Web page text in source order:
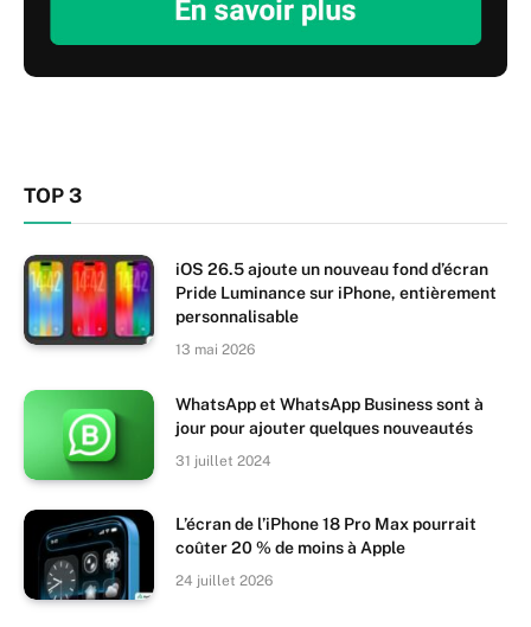
TOP 3
iOS 26.5 ajoute un nouveau fond d’écran
Pride Luminance sur iPhone, entièrement
personnalisable
13 mai 2026
WhatsApp et WhatsApp Business sont à
jour pour ajouter quelques nouveautés
31 juillet 2024
L’écran de l’iPhone 18 Pro Max pourrait
coûter 20 % de moins à Apple
24 juillet 2026